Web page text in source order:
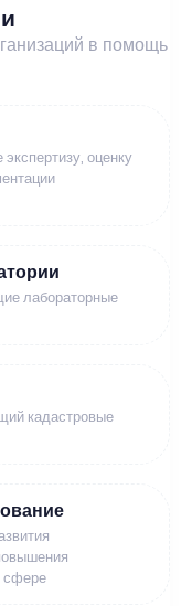
в помощь
оценку
лабораторные
кадастровые
сфере